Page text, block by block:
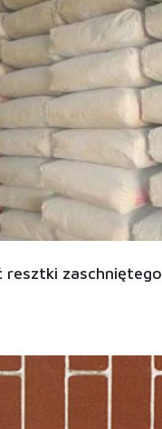
resztki zaschniętego